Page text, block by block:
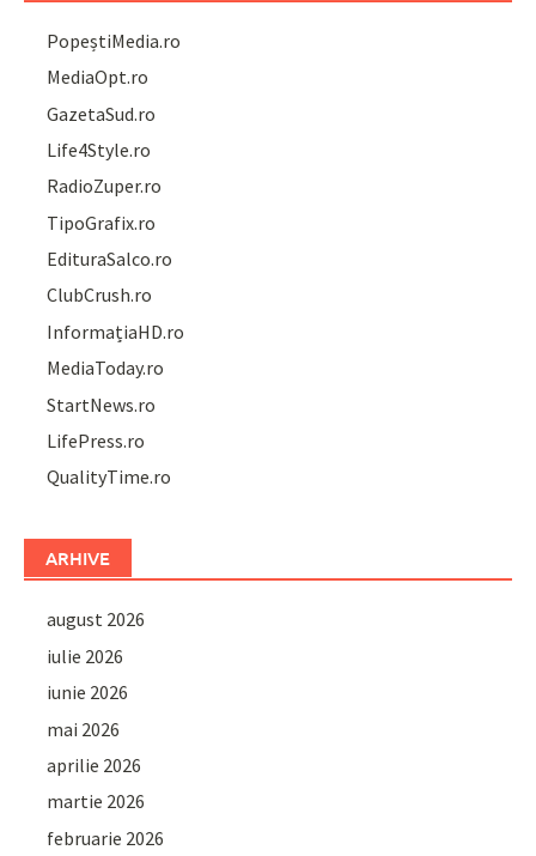
PopeștiMedia.ro
MediaOpt.ro
GazetaSud.ro
Life4Style.ro
RadioZuper.ro
TipoGrafix.ro
EdituraSalco.ro
ClubCrush.ro
InformațiaHD.ro
MediaToday.ro
StartNews.ro
LifePress.ro
QualityTime.ro
ARHIVE
august 2026
iulie 2026
iunie 2026
mai 2026
aprilie 2026
martie 2026
februarie 2026